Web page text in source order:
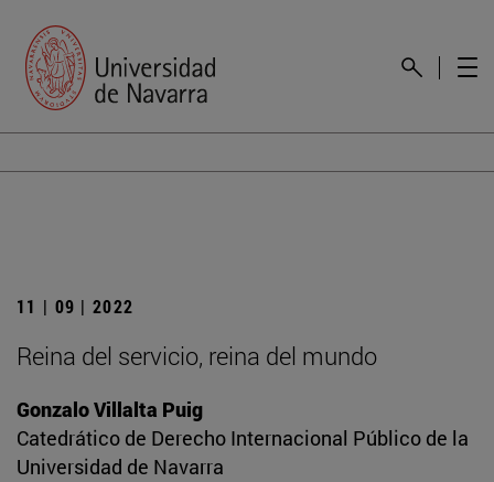
11 | 09 | 2022
Reina del servicio, reina del mundo
Gonzalo Villalta Puig
Catedrático de Derecho Internacional Público de la
Universidad de Navarra